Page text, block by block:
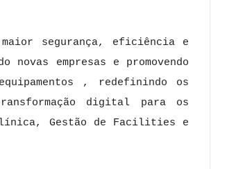
maior segurança, eficiência e
empresas e promovendo
, redefinindo os
digital para os
Gestão de Facilities e